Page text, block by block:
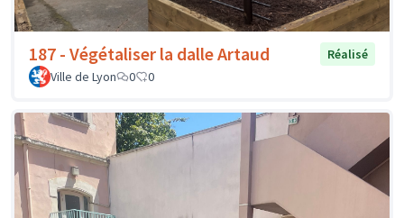
187 - Végétaliser la dalle Artaud
Réalisé
Ville de Lyon
0 0